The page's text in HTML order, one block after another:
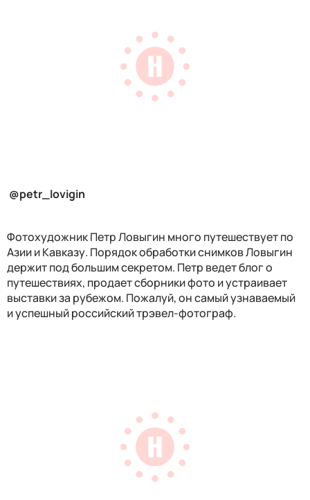
@petr_lovigin
Фотохудожник Петр Ловыгин много путешествует по
Азии и Кавказу. Порядок обработки снимков Ловыгин
держит под большим секретом. Петр ведет блог о
путешествиях, продает сборники фото и устраивает
выставки за рубежом. Пожалуй, он самый узнаваемый
и успешный российский трэвел-фотограф.